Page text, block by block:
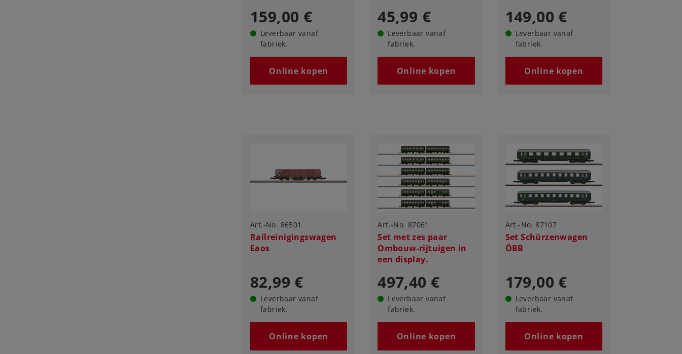
159,00 €
Leverbaar vanaf
fabriek.
Online kopen
45,99 €
Leverbaar vanaf
fabriek.
Online kopen
149,00 €
Leverbaar vanaf
fabriek.
Online kopen
Art.-No. 86501
Railreinigingswagen
Eaos
82,99 €
Leverbaar vanaf
fabriek.
Online kopen
Art.-No. 87061
Set met zes paar
Ombouw-rijtuigen in
een display.
497,40 €
Leverbaar vanaf
fabriek.
Online kopen
Art.-No. 87107
Set Schürzenwagen
ÖBB
179,00 €
Leverbaar vanaf
fabriek.
Online kopen